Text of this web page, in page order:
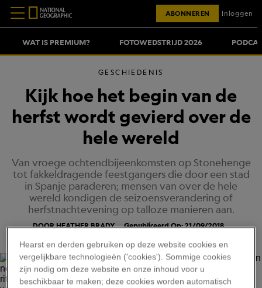
WAT IS PREMIUM? FOTOWEDSTRIJD 2026
ABONNEREN Inloggen
GESCHIEDENIS
Kijk hoe het begin van de
herfst wordt gevierd over de
hele wereld
Van vroege ochtendbijeenkomsten op Stonehenge
tot fakkeldragende feestgangers die door een stad
in Spanje paraderen; mensen van over de hele
wereld kondigen de seizoensverandering of
herfstnachtevening op talloze manieren aan.
DOOR HEATHER BRADY Gepubliceerd Op: 21/09/2018
Hearst en derden gebruiken op deze website cookies en
vergelijkbare technologieën ('cookies'). Sommige cookies
zijn nodig om deze website en onze inhoud voor u
beschikbaar te maken; deze cookies worden automatisch